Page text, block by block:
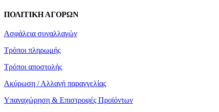
ΠΟΛΙΤΙΚΗ ΑΓΟΡΩΝ
Ασφάλεια συναλλαγών
Τρόποι πληρωμής
Τρόποι αποστολής
Ακύρωση / Αλλαγή παραγγελίας
Υπαναχώρηση & Επιστροφές Προϊόντων